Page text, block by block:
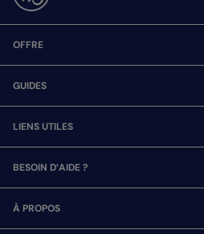
OFFRE
GUIDES
LIENS UTILES
BESOIN D’AIDE ?
À PROPOS